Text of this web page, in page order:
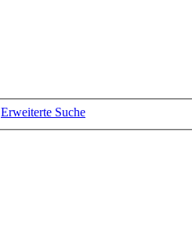
Erweiterte Suche